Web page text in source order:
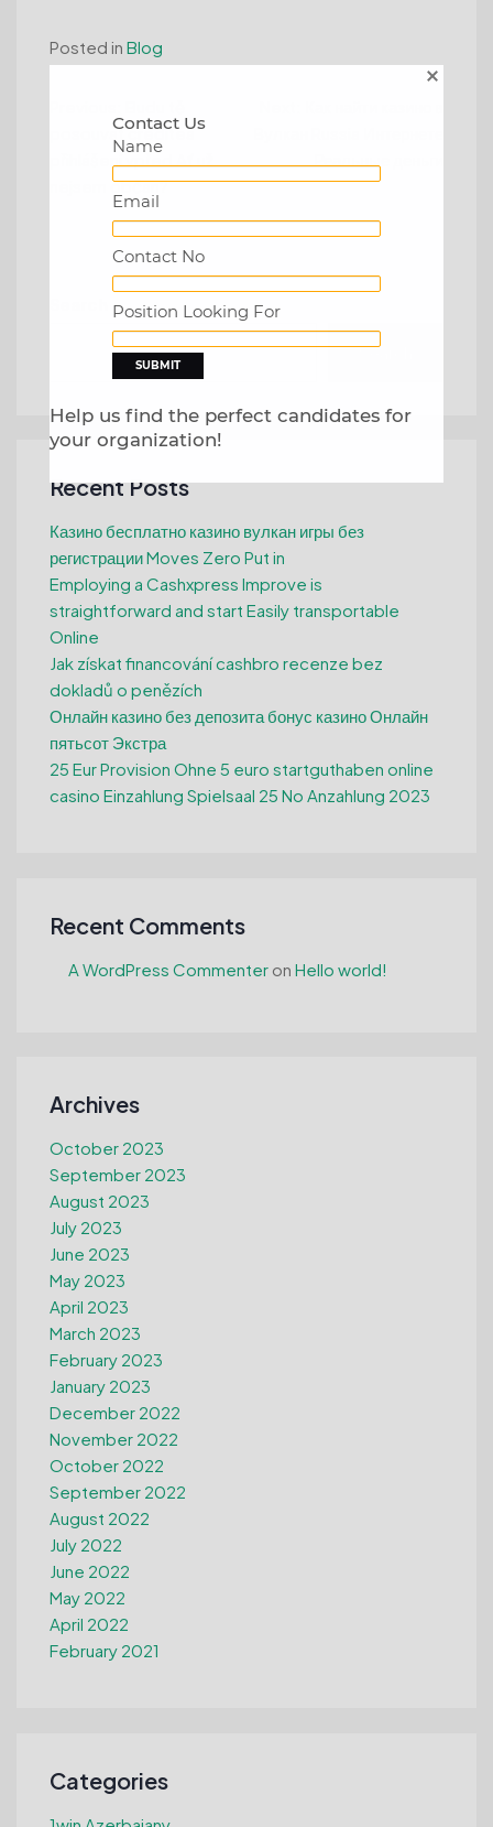
Posted in Blog
navigation
posouvat creditea
nejsem občan?
Search
Recent Posts
Казино бесплатно казино вулкан игры без
регистрации Moves Zero Put in
Employing a Cashxpress Improve is
straightforward and start Easily transportable
Online
Jak získat financování cashbro recenze bez
dokladů o penězích
Онлайн казино без депозита бонус казино Онлайн
пятьсот Экстра
25 Eur Provision Ohne 5 euro startguthaben online
casino Einzahlung Spielsaal 25 No Anzahlung 2023
Recent Comments
A WordPress Commenter on Hello world!
Archives
October 2023
September 2023
August 2023
July 2023
June 2023
May 2023
April 2023
March 2023
February 2023
January 2023
December 2022
November 2022
October 2022
September 2022
August 2022
July 2022
June 2022
May 2022
April 2022
February 2021
Categories
Contact Us
Name
Email
Contact No
Position Looking For
Help us find the perfect candidates for
your organization!